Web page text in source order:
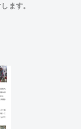
ます。